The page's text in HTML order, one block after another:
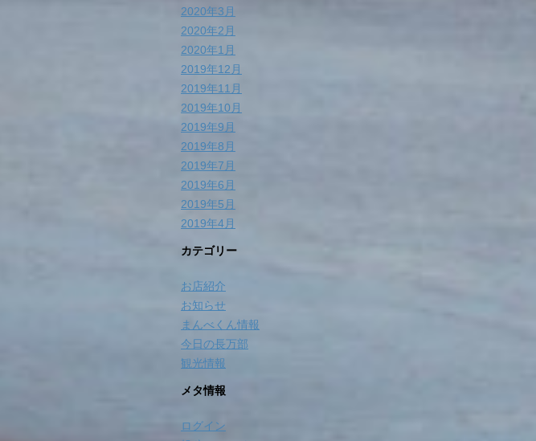
2020年3月
2020年2月
2020年1月
2019年12月
2019年11月
2019年10月
2019年9月
2019年8月
2019年7月
2019年6月
2019年5月
2019年4月
カテゴリー
お店紹介
お知らせ
まんべくん情報
今日の長万部
観光情報
メタ情報
ログイン